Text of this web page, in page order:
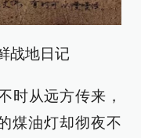
战地日记
时从远方传来，
煤油灯却彻夜不